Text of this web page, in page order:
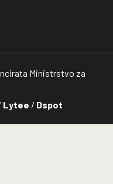
Ministrstvo za
Lytee / Dspot